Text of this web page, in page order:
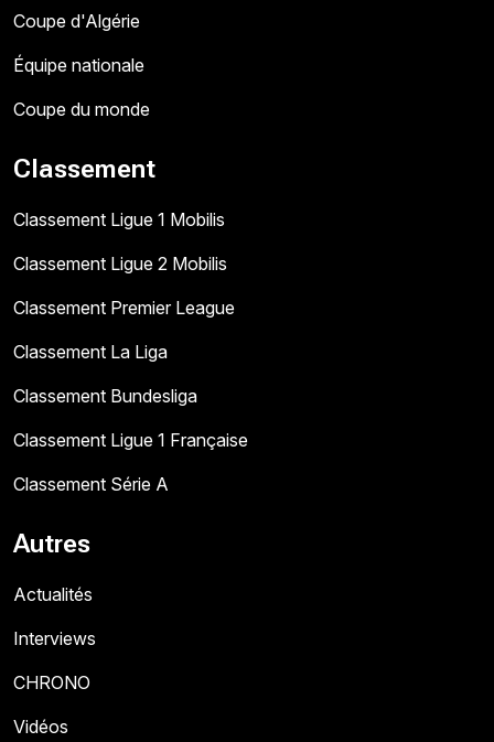
Coupe d'Algérie
Équipe nationale
Coupe du monde
Classement
Classement Ligue 1 Mobilis
Classement Ligue 2 Mobilis
Classement Premier League
Classement La Liga
Classement Bundesliga
Classement Ligue 1 Française
Classement Série A
Autres
Actualités
Interviews
CHRONO
Vidéos